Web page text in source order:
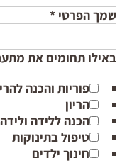
שמך הפרטי *
באילו תחומים את
פוריות והכנה
הריון
הכנה ללידה ולידה
טיפול בתינוקות
חינוך ילדים